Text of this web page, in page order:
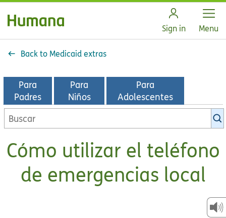
Sign in Open
Menu
Back to Medicaid extras
Para
Padres
Para
Niños
Para
Adolescentes
Buscar
en
biblioteca
KidsHealth
Cómo utilizar el teléfono
de emergencias local